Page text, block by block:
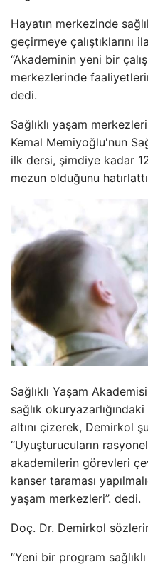
Hayatın merkezinde
geçirmeye çalıştıklarını
“Akademinin yeni bir
merkezlerinde
dedi.
Sağlıklı yaşam
Kemal Memiyoğlu'nun
ilk dersi, şimdiye kadar
mezun olduğunu
Sağlıklı Yaşam
sağlık
altını çizerek, Demirkol
“Uyuşturucuların
akademilerin görevleri
kanser taraması
yaşam merkezleri”. dedi.
Doç. Dr. Demirkol
“Yeni bir program